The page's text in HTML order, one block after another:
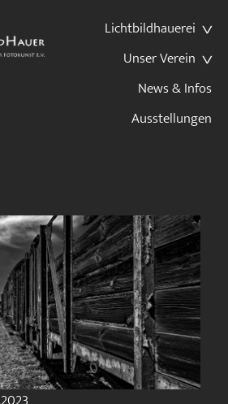
Lichtbildhauerei
Unser Verein
News & Infos
Ausstellungen